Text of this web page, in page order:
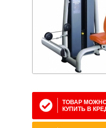
ТОВАР
КУПИТЬ В